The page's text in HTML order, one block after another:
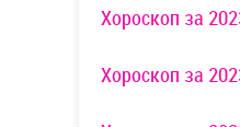
Хороскоп за
Хороскоп за